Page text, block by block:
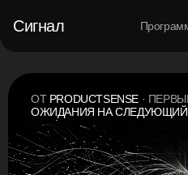
Сигнал
ОТ PRODUCTSENSE ·
ОЖИДАНИЯ НА СЛЕДУЮЩИЙ